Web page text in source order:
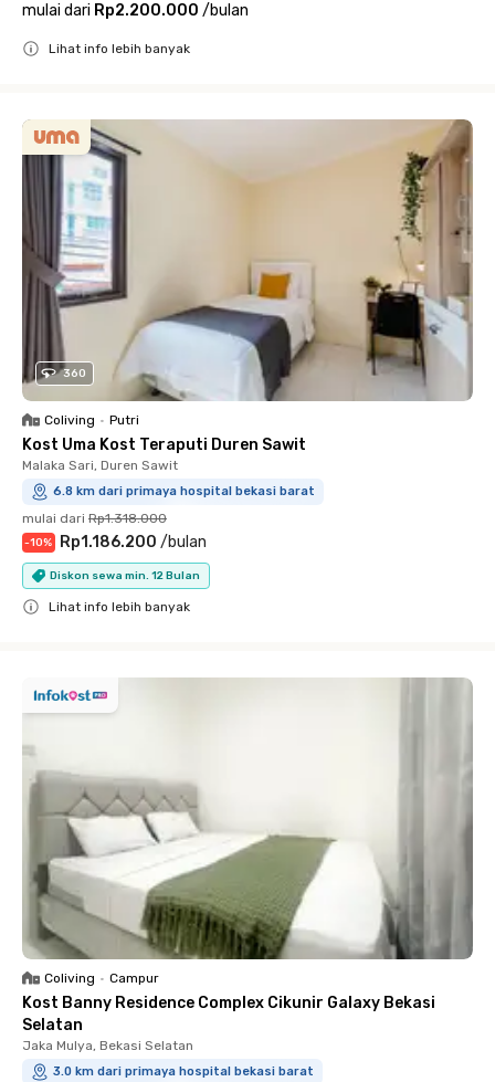
mulai dari Rp2.200.000 /bulan
Lihat info lebih banyak
360
Coliving • Putri
Kost Uma Kost Teraputi Duren Sawit
Malaka Sari, Duren Sawit
6.8 km dari primaya hospital bekasi barat
mulai dari Rp1.318.000
-10% Rp1.186.200 /bulan
Diskon sewa min. 12 Bulan
Lihat info lebih banyak
Coliving • Campur
Kost Banny Residence Complex Cikunir Galaxy Bekasi
Selatan
Jaka Mulya, Bekasi Selatan
3.0 km dari primaya hospital bekasi barat